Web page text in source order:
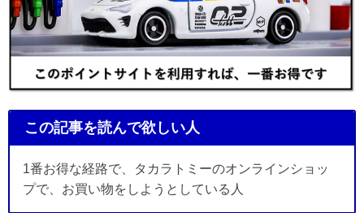
この記事を読んで欲しい人
1番お得な経路で、タカラトミーのオンラインショッ
プで、お買い物をしようとしている人